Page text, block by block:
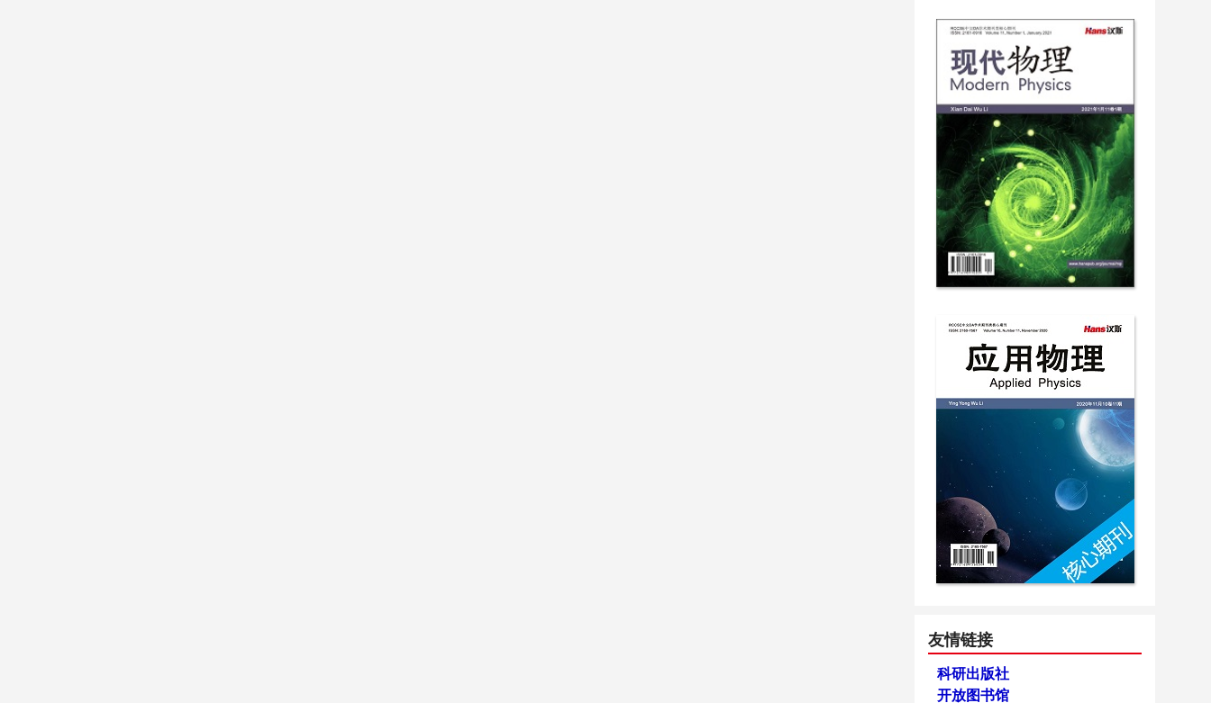
友情链接
科研出版社
开放图书馆